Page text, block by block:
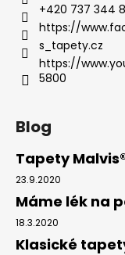
+420 737 344
https://
s_tapety.cz
https://
5800
Blog
Tapety
23.9.2020
Máme lék na
18.3.2020
Klasické